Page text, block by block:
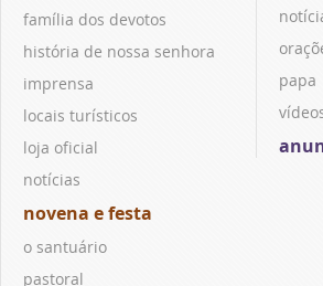
família dos devotos
história de nossa senhora
imprensa
locais turísticos
loja oficial
notícias
novena e festa
o santuário
pastoral
papa